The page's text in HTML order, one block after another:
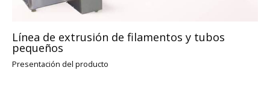
Línea de extrusión de filamentos y tubos
pequeños
Presentación del producto